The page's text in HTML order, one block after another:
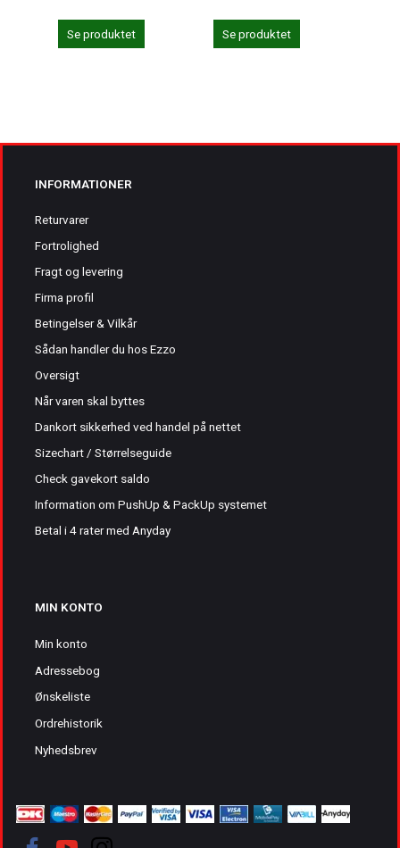
Se produktet Se produktet
INFORMATIONER
Returvarer
Fortrolighed
Fragt og levering
Firma profil
Betingelser & Vilkår
Sådan handler du hos Ezzo
Oversigt
Når varen skal byttes
Dankort sikkerhed ved handel på nettet
Sizechart / Størrelseguide
Check gavekort saldo
Information om PushUp & PackUp systemet
Betal i 4 rater med Anyday
MIN KONTO
Min konto
Adressebog
Ønskeliste
Ordrehistorik
Nyhedsbrev